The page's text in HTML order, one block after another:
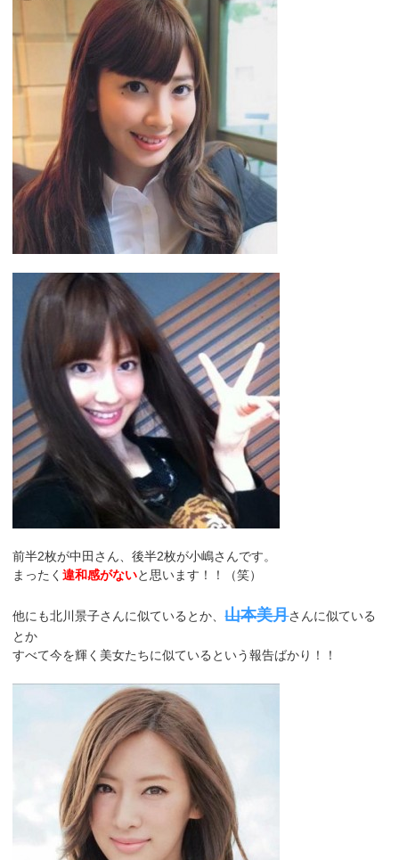
前半2枚が中田さん、後半2枚が小嶋さんです。
まったく違和感がないと思います！！（笑）
他にも北川景子さんに似ているとか、山本美月さんに似ている
とか
すべて今を輝く美女たちに似ているという報告ばかり！！